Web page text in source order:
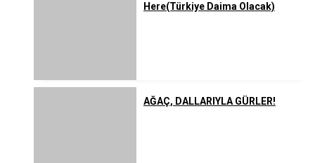
Here(Türkiye Daima Olacak)
AĞAÇ, DALLARIYLA GÜRLER!